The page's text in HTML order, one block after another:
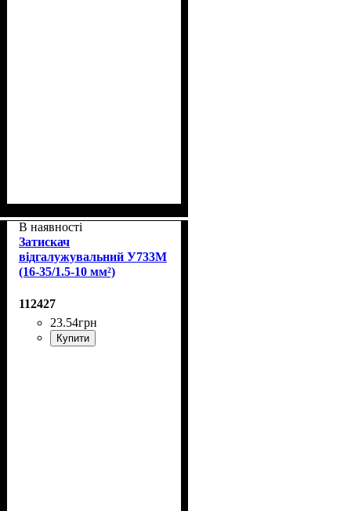
В наявності
Затискач
відгалужувальний У733М
(16-35/1.5-10 мм²)
112427
23.54грн
Купити